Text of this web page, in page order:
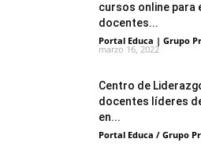
cursos online
docentes...
Portal Educa | Grupo
marzo 16, 2022
Centro de
docentes líderes
en...
Portal Educa / Grupo